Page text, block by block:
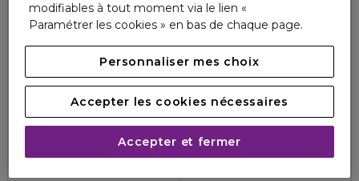
QIRINESS
QI
Huile qi revitalisante
5 1
NUXE
NUXE SUN
Lait fraîcheur après-soleil
4.1 8
modifiables à tout moment via le lien «
Paramétrer les cookies » en bas de chaque page.
Personnaliser mes choix
Accepter les cookies nécessaires
Accepter et fermer